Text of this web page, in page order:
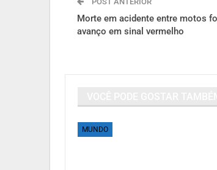
Morte em acidente entre motos
avanço em sinal vermelho
MUNDO